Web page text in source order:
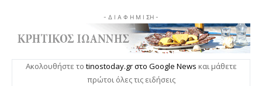
- Δ Ι Α Φ Η Μ Ι ΣΗ -
Ακολουθήστε το tinostoday.gr στο Google News και μάθετε
πρώτοι όλες τις ειδήσεις